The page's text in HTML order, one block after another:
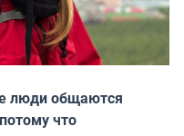
люди общаются
что